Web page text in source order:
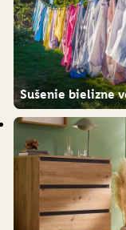
Sušenie bielizne